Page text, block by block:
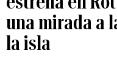
una mirada a
la isla